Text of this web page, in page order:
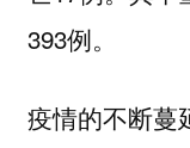
393例。
疫情的不断蔓